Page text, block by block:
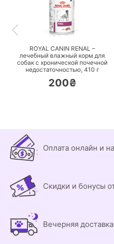
ПЕРЕЙТИ
ROYAL CANIN RENAL –
лечебный влажный корм для
собак с хронической почечной
недостаточностью, 410 г
200₴
Оплата онлайн и
Скидки и бонусы
Вечерняя